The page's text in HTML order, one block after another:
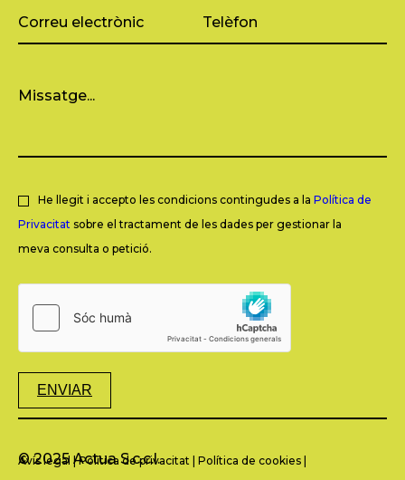
He llegit i accepto les condicions contingudes a la Política de
Privacitat sobre el tractament de les dades per gestionar la
meva consulta o petició.
ENVIAR
© 2025 Actua S.c.c.l.
Avís legal |Política de privacitat | Política de cookies |